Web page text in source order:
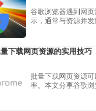
谷歌浏览器遇到网
示，通常与资源并
硬件渲染策略，全
加载异常。
下载网页资源的实用技巧
批量下载网页资源
率。本文分享谷歌